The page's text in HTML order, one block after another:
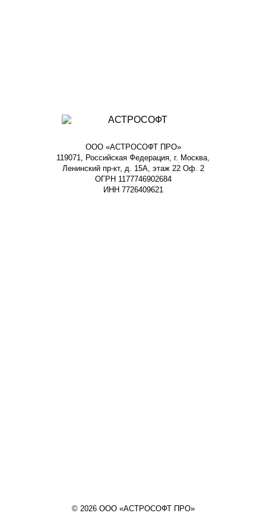
ООО «АСТРОСОФТ ПРО»
119071, Российская Федерация, г. Москва,
Ленинский пр-кт, д. 15А, этаж 22 Оф. 2
ОГРН 1177746902684
ИНН 7726409621
© 2026 ООО «АСТРОСОФТ ПРО»